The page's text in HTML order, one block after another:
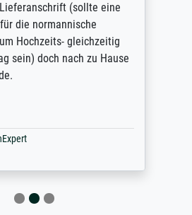
(sollte eine
die normannische
Hochzeits- gleichzeitig
sein) doch nach zu Hause